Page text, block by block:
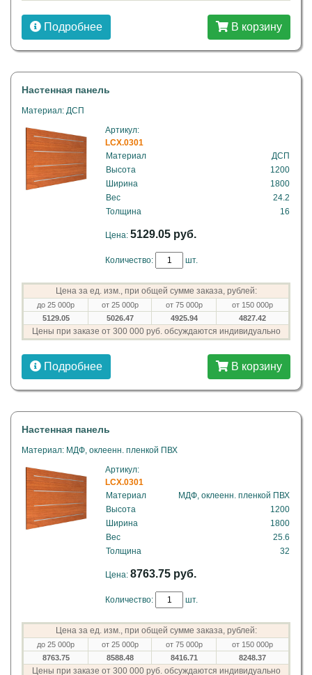
Подробнее В корзину
Настенная панель
Материал: ДСП
Артикул:
LCX.0301
Материал
ДСП
Высота
1200
Ширина
1800
Вес
24.2
Толщина
16
Цена: 5129.05 руб.
Количество: шт.
Цена за ед. изм., при общей сумме заказа, рублей:
до 25 000р от 25 000р от 75 000р
от 150 000р
5129.05
5026.47 4925.94 4827.42
Цены при заказе от 300 000 руб. обсуждаются индивидуально
Подробнее В корзину
Настенная панель
Материал: МДФ, оклеенн. пленкой ПВХ
Артикул:
LCX.0301
Материал
МДФ, оклеенн. пленкой ПВХ
Высота
1200
Ширина
1800
Вес
25.6
Толщина
32
Цена: 8763.75 руб.
Количество: шт.
Цена за ед. изм., при общей сумме заказа, рублей:
до 25 000р от 25 000р от 75 000р
от 150 000р
8763.75
8588.48 8416.71 8248.37
Цены при заказе от 300 000 руб. обсуждаются индивидуально